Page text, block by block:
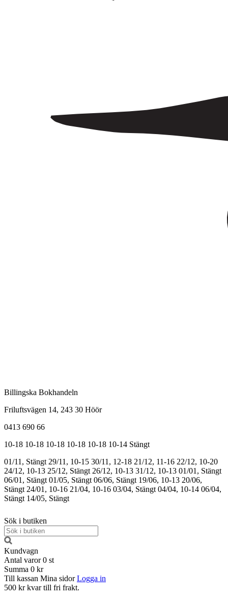
Billingska Bokhandeln
Friluftsvägen 14, 243 30 Höör
0413 690 66
10-18 10-18 10-18 10-18 10-18 10-14 Stängt
01/11, Stängt 29/11, 10-15 30/11, 12-18 21/12, 11-16 22/12, 10-20
24/12, 10-13 25/12, Stängt 26/12, 10-13 31/12, 10-13 01/01, Stängt
06/01, Stängt 01/05, Stängt 06/06, Stängt 19/06, 10-13 20/06,
Stängt 24/01, 10-16 21/04, 10-16 03/04, Stängt 04/04, 10-14 06/04,
Stängt 14/05, Stängt
Sök i butiken
Kundvagn
Antal varor 0 st
Summa 0 kr
Till kassan Mina sidor Logga in
500 kr kvar till fri frakt.